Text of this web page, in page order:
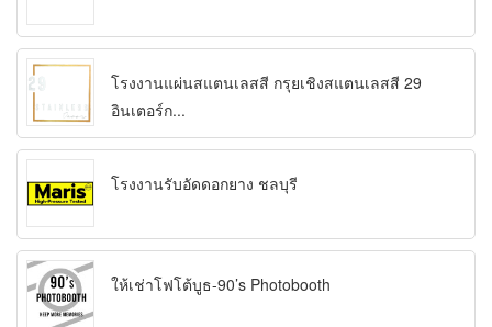
โรงงานแผ่นสแตนเลสสี กรุยเชิงสแตนเลสสี 29
อินเตอร์ก...
โรงงานรับอัดดอกยาง ชลบุรี
ให้เช่าโฟโต้บูธ-90’s Photobooth